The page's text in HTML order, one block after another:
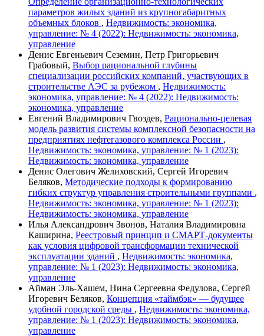
параметров жилых зданий из крупногабаритных
объемных блоков , Недвижимость: экономика,
управление: № 4 (2022): Недвижимость: экономика,
управление
Денис Евгеньевич Сеземин, Петр Григорьевич
Грабовый, Выбор рациональной глубины
специализации российских компаний, участвующих в
строительстве АЭС за рубежом , Недвижимость:
экономика, управление: № 4 (2022): Недвижимость:
экономика, управление
Евгений Владимирович Гвоздев, Рационально-целевая
модель развития системы комплексной безопасности на
предприятиях нефтегазового комплекса России ,
Недвижимость: экономика, управление: № 1 (2023):
Недвижимость: экономика, управление
Денис Олегович Желиховский, Сергей Игоревич
Беляков, Методические подходы к формированию
гибких структур управления строительными группами ,
Недвижимость: экономика, управление: № 1 (2023):
Недвижимость: экономика, управление
Илья Александрович Звонов, Наталия Владимировна
Каширина, Реестровый принцип и СМАРТ-документы
как условия цифровой трансформации технической
эксплуатации зданий , Недвижимость: экономика,
управление: № 1 (2023): Недвижимость: экономика,
управление
Айман Эль-Хашем, Нина Сергеевна Федулова, Сергей
Игоревич Беляков, Концепция «таймбэк» — будущее
удобной городской среды , Недвижимость: экономика,
управление: № 1 (2023): Недвижимость: экономика,
управление